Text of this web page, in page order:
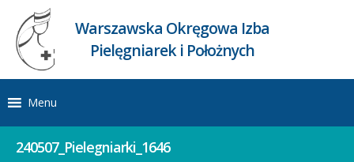
Warszawska Okręgowa Izba
Pielęgniarek i Położnych
Menu
240507_Pielegniarki_1646